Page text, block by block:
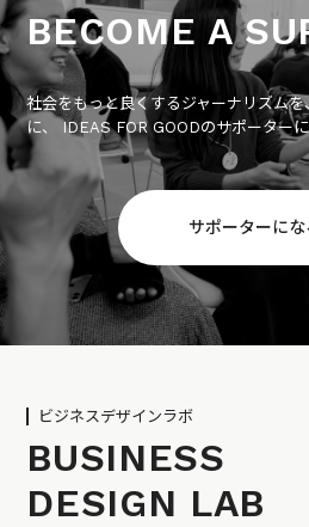
BECOME A
社会をもっと良くするジャーナリズム
に、 IDEAS FOR GOODのサポーター
サポーターにな
ビジネスデザインラボ
BUSINESS
DESIGN LAB